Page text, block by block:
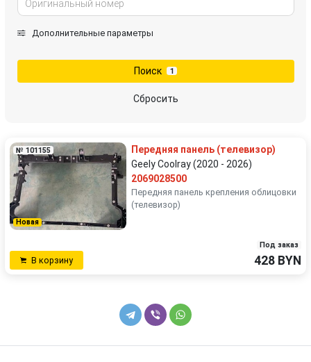
Дополнительные параметры
Поиск 1
Сбросить
Новая
№ 101155
Передняя панель (телевизор)
Geely Coolray (2020 - 2026)
2069028500
Передняя панель крепления облицовки
(телевизор)
В корзину
Под заказ
428 BYN